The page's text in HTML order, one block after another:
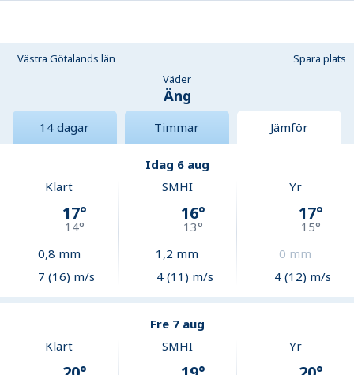
Västra Götalands län
Spara plats
Väder
Äng
14 dagar Timmar Jämför
Idag 6 aug
Klart
17°
14°
0,8 mm
7 (16) m/s
SMHI
16°
13°
1,2 mm
4 (11) m/s
Yr
17°
15°
0 mm
4 (12) m/s
Fre 7 aug
Klart
SMHI Yr